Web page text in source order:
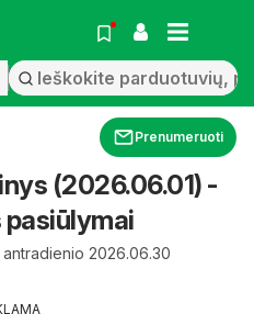
Prenumeruoti
(2026.06.01) -
pasiūlymai
2026.06.30